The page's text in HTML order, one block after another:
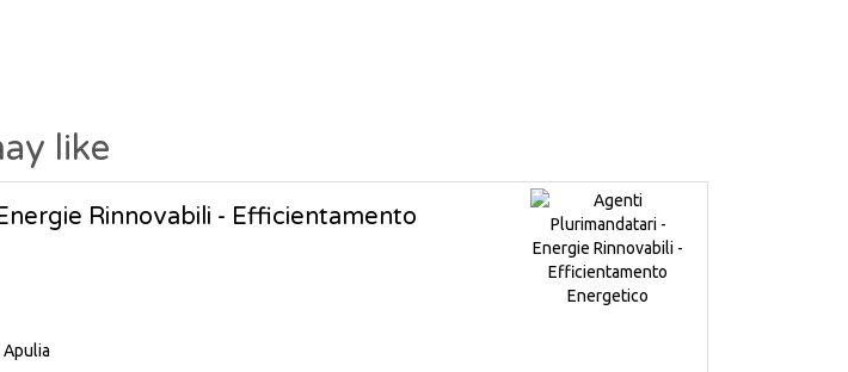
like
Rinnovabili - Efficientamento
Apulia